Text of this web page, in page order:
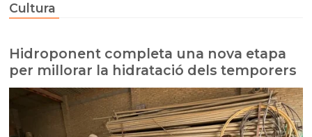
Cultura
Hidroponent completa una nova etapa
per millorar la hidratació dels temporers